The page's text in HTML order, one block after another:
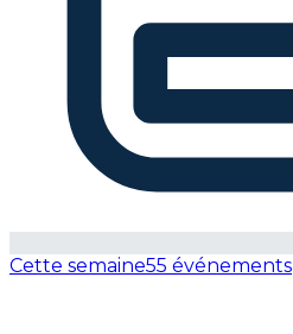
Cette semaine55 événements